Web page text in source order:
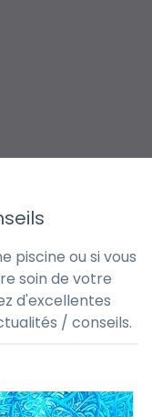
piscine ou si vous
soin de votre
d'excellentes
/ conseils.